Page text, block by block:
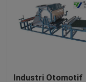
Mesin
Mesin Cut Cut
Mesin Cutting
Industri Otomotif